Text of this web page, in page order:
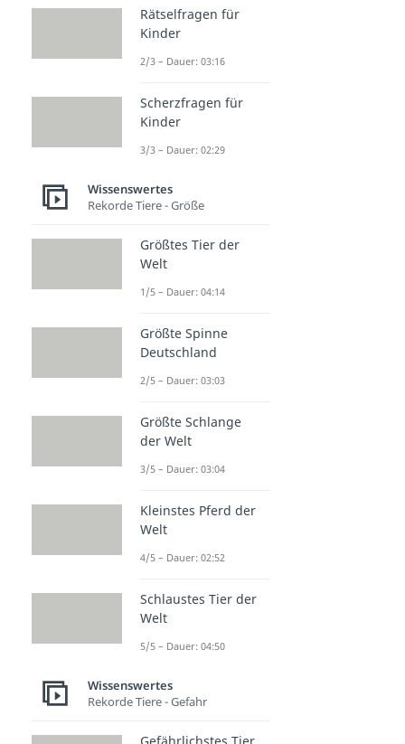
Rätselfragen für
Kinder
2/3 – Dauer: 03:16
Scherzfragen für
Kinder
3/3 – Dauer: 02:29
Wissenswertes
Rekorde Tiere - Größe
Größtes Tier der
Welt
1/5 – Dauer: 04:14
Größte Spinne
Deutschland
2/5 – Dauer: 03:03
Größte Schlange
der Welt
3/5 – Dauer: 03:04
Kleinstes Pferd der
Welt
4/5 – Dauer: 02:52
Schlaustes Tier der
Welt
5/5 – Dauer: 04:50
Wissenswertes
Rekorde Tiere - Gefahr
Gefährlichstes Tier